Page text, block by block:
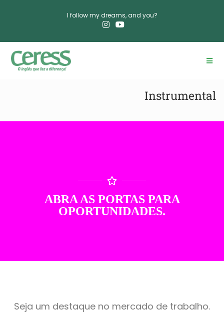
I follow my dreams, and you?​
Instrumental
ABRA AS PORTAS PARA
OPORTUNIDADES.
Seja um destaque no mercado de trabalho.